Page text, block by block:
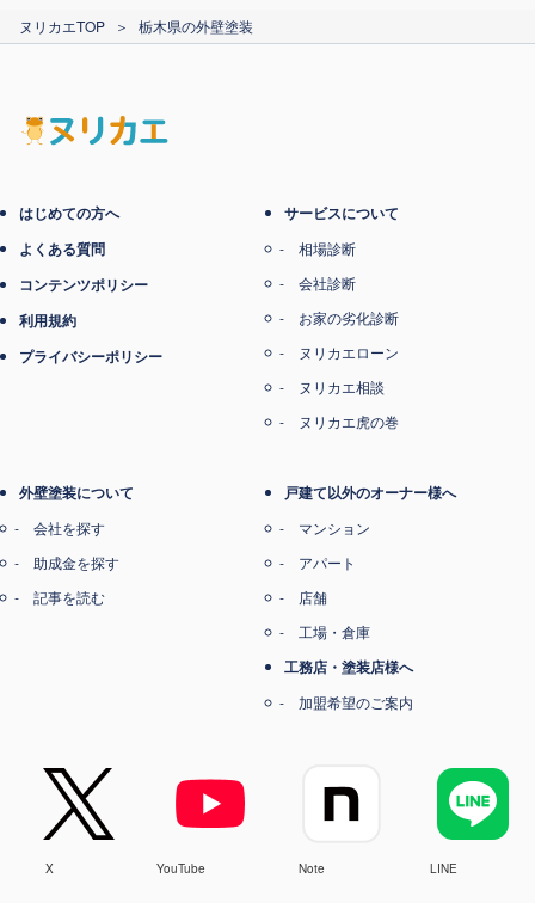
ヌリカエTOP ＞ 栃木県の外壁塗装
はじめての方へ
よくある質問
コンテンツポリシー
利用規約
プライバシーポリシー
サービスについて
相場診断
会社診断
お家の劣化診断
ヌリカエローン
ヌリカエ相談
ヌリカエ虎の巻
外壁塗装について
会社を探す
助成金を探す
記事を読む
戸建て以外のオーナー様へ
マンション
アパート
店舗
工場・倉庫
工務店・塗装店様へ
加盟希望のご案内
X YouTube Note LINE